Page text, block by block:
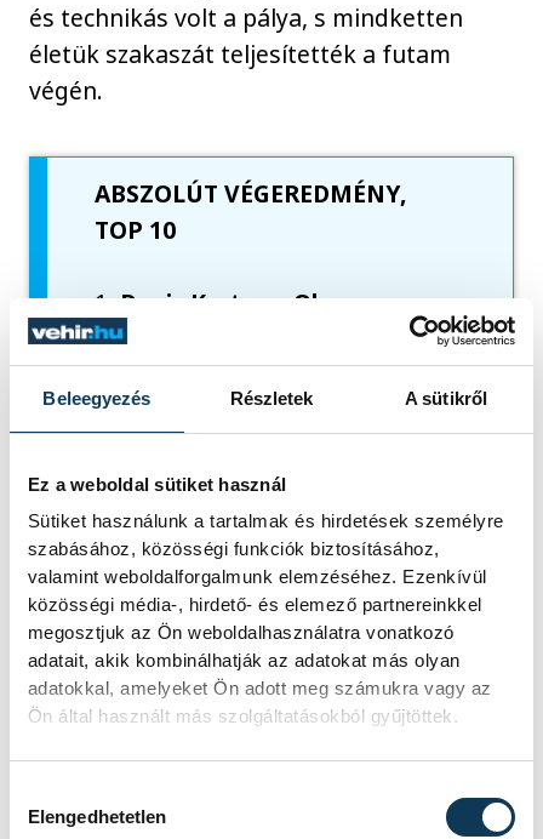
Beleegyezés Részletek A sütikről
Ez a weboldal sütiket használ
Sütiket használunk a tartalmak és hirdetések személyre
szabásához, közösségi funkciók biztosításához,
valamint weboldalforgalmunk elemzéséhez. Ezenkívül
közösségi média-, hirdető- és elemező partnereinkkel
megosztjuk az Ön weboldalhasználatra vonatkozó
adatait, akik kombinálhatják az adatokat más olyan
adatokkal, amelyeket Ön adott meg számukra vagy az
Ön által használt más szolgáltatásokból gyűjtöttek.
Elengedhetetlen
és technikás volt a pálya, s mindketten
életük szakaszát teljesítették a futam
végén.
ABSZOLÚT VÉGEREDMÉNY,
TOP 10
1.Denis Krotov – Oleg
Uperenko
(Mini John Cooper
Works Rally+)5:20:07.5
2.Wlodzimierz Grajek – Michal
Hilux)+0:00:14.5
3.Paul Spierings – Mark
Salomons(Taurus T3 Max
Evo)+0:02:27.6
4.Hamed Al Wahaibi – Ilka
Minor(BRP Can-Am Maverick
R)+0:03:47.1
6.Molnár Balázs – Molnár